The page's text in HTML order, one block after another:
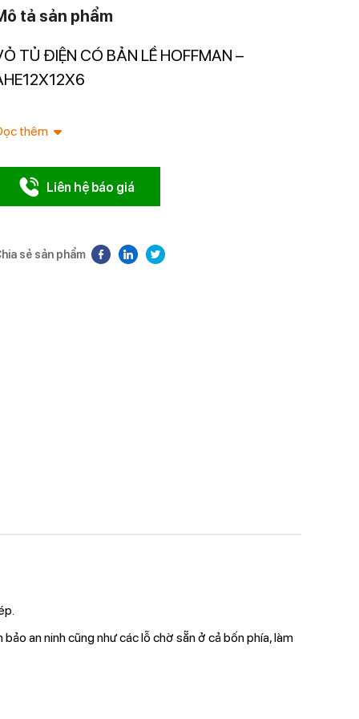
tả sản phẩm
TỦ ĐIỆN CÓ BẢN LỀ HOFFMAN –
thêm
Liên hệ báo giá
sẻ sản phẩm
an ninh cũng như các lỗ chờ sẵn ở cả bốn phía, làm